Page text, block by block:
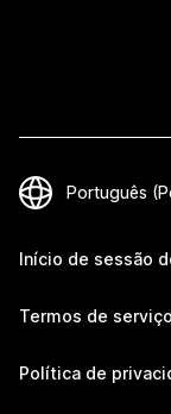
Início de sessão
Termos de serviço
Política de